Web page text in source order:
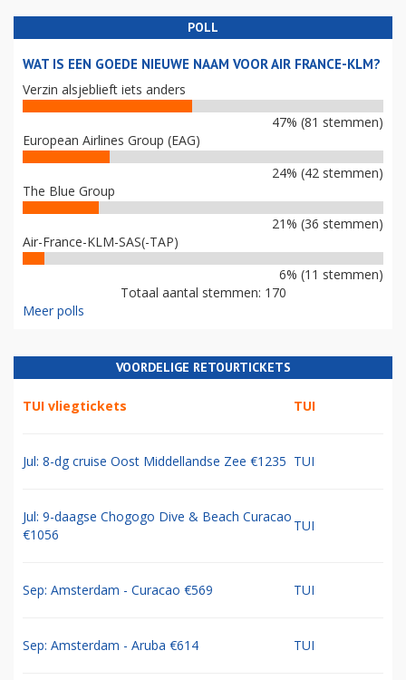
POLL
WAT IS EEN GOEDE NIEUWE NAAM VOOR AIR FRANCE-KLM?
Verzin alsjeblieft iets anders
47% (81 stemmen)
European Airlines Group (EAG)
24% (42 stemmen)
The Blue Group
21% (36 stemmen)
Air-France-KLM-SAS(-TAP)
6% (11 stemmen)
Totaal aantal stemmen: 170
Meer polls
VOORDELIGE RETOURTICKETS
TUI vliegtickets TUI
Jul: 8-dg cruise Oost Middellandse Zee €1235 TUI
Jul: 9-daagse Chogogo Dive & Beach Curacao
€1056
TUI
Sep: Amsterdam - Curacao €569 TUI
Sep: Amsterdam - Aruba €614 TUI